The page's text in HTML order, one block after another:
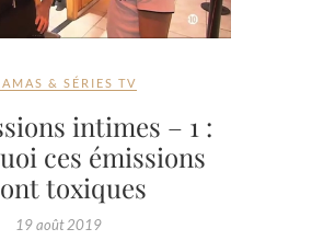
& SÉRIES TV
intimes – 1 :
ces émissions
toxiques
19 août 2019